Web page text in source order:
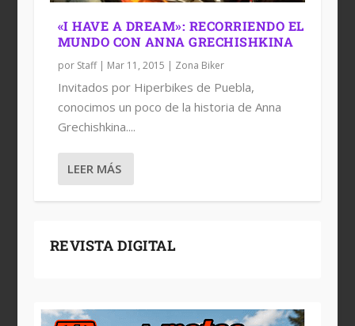
«I HAVE A DREAM»: RECORRIENDO EL
MUNDO CON ANNA GRECHISHKINA
por Staff| Mar 11, 2015 | Zona Biker
Invitados por Hiperbikes de Puebla,
conocimos un poco de la historia de Anna
Grechishkina....
LEER MÁS
REVISTA DIGITAL